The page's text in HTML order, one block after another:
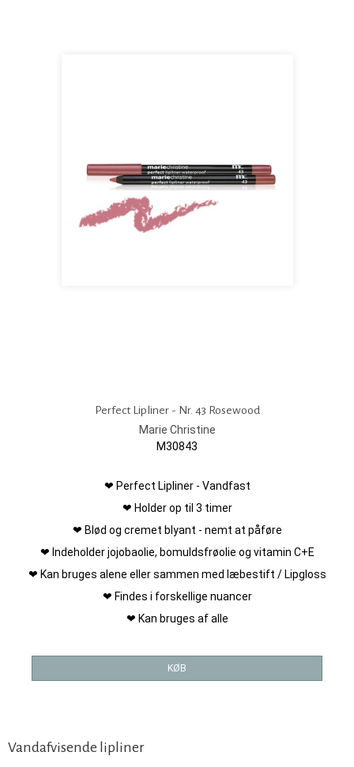
Perfect Lipliner - Nr. 43 Rosewood
Marie Christine
M30843
❤ Perfect Lipliner - Vandfast
❤ Holder op til 3 timer
❤ Blød og cremet blyant - nemt at påføre
❤ Indeholder jojobaolie, bomuldsfrøolie og vitamin C+E
❤ Kan bruges alene eller sammen med læbestift / Lipgloss
❤ Findes i forskellige nuancer
❤ Kan bruges af alle
KØB
Vandafvisende lipliner